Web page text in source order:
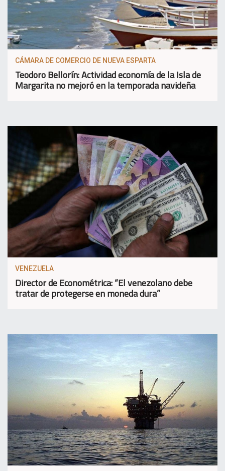
CÁMARA DE COMERCIO DE NUEVA ESPARTA
Teodoro Bellorín: Actividad economía de la Isla de
Margarita no mejoró en la temporada navideña
VENEZUELA
Director de Econométrica: “El venezolano debe
tratar de protegerse en moneda dura”